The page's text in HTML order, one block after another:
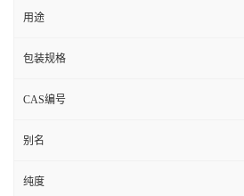
用途
包装规格
CAS编号
别名
纯度